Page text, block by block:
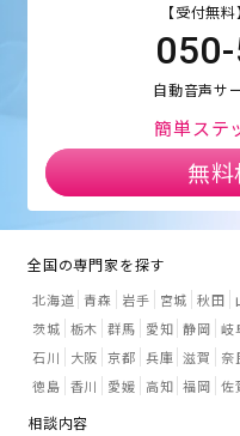
【受付無
自動音声サ
簡単ステ
無
全国の専門家を探す
北海道 青森 岩手 宮城 秋田
茨城 栃木 群馬 愛知 静岡 岐
石川
大阪 京都 兵庫 滋賀 奈
徳島 香川 愛媛 高知 福岡 佐
相談内容